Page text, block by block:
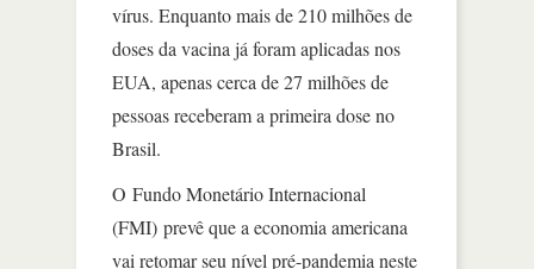
vírus. Enquanto mais de 210 milhões de
doses da vacina já foram aplicadas nos
EUA, apenas cerca de 27 milhões de
pessoas receberam a primeira dose no
Brasil.
O Fundo Monetário Internacional
(FMI) prevê que a economia americana
vai retomar seu nível pré-pandemia neste